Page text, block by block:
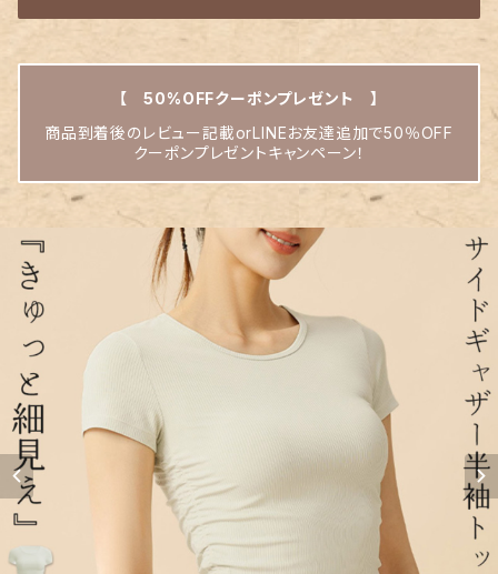
【 50%OFFクーポンプレゼント 】
商品到着後のレビュー記載orLINEお友達追加で50％OFF
クーポンプレゼントキャンペーン！